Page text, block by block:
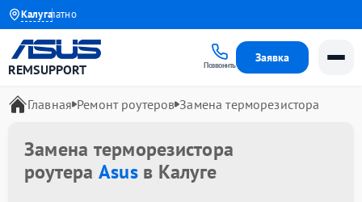
Калуга
бесплатно
REMSUPPORT Позвонить
Заявка
Главная Ремонт роутеров Замена терморезистора
Замена терморезистора
роутера Asusв Калуге